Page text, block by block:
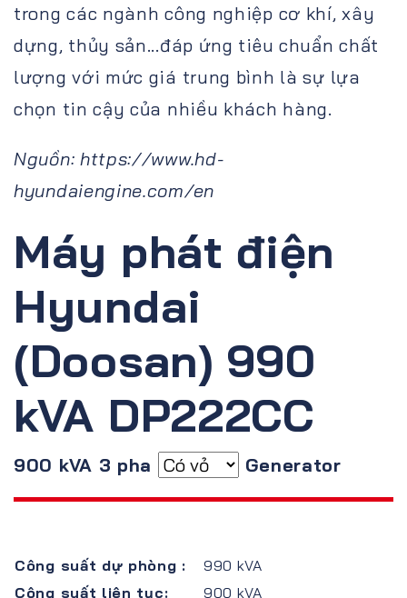
trong các ngành công nghiệp cơ khí, xây
dựng, thủy sản...đáp ứng tiêu chuẩn chất
lượng với mức giá trung bình là sự lựa
chọn tin cậy của nhiều khách hàng.
Nguồn: https://www.hd-
hyundaiengine.com/en
Máy phát điện
Hyundai
(Doosan) 990
kVA DP222CC
900 kVA 3 pha Generator
Công suất dự phòng :
990 kVA
Công suất liên tục:
900 kVA